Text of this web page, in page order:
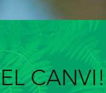
CANVI!